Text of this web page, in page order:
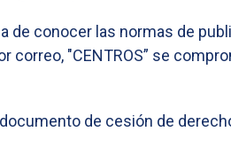
de conocer las normas de
correo, "CENTROS” se
de cesión de